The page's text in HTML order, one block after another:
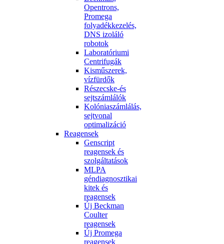
Opentrons,
Promega
folyadékkezelés,
DNS izoláló
robotok
Laboratóriumi
Centrifugák
Kisműszerek,
vízfürdők
Részecske-és
sejtszámlálók
Kolóniaszámlálás,
sejtvonal
optimalizáció
Reagensek
Genscript
reagensek és
szolgáltatások
MLPA
géndiagnosztikai
kitek és
reagensek
Új Beckman
Coulter
reagensek
Új Promega
reagensek